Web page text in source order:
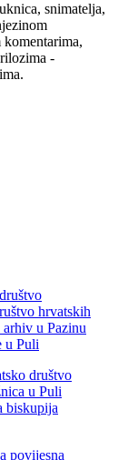
snimatelja,
-
hrvatskih
u Pazinu
u Puli
društvo
u Puli
biskupija
povijesna